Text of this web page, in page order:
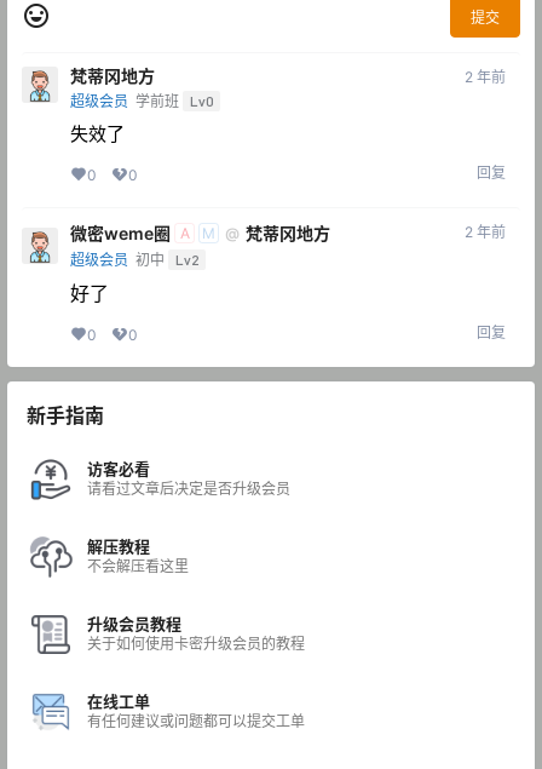
提交
梵蒂冈地方
超级会员 学前班 Lv0
2 年前
失效了
0 0 回复
微密weme圈 A M @ 梵蒂冈地方
超级会员 初中 Lv2
2 年前
好了
0 0 回复
新手指南
访客必看
请看过文章后决定是否升级会员
解压教程
不会解压看这里
升级会员教程
关于如何使用卡密升级会员的教程
在线工单
有任何建议或问题都可以提交工单